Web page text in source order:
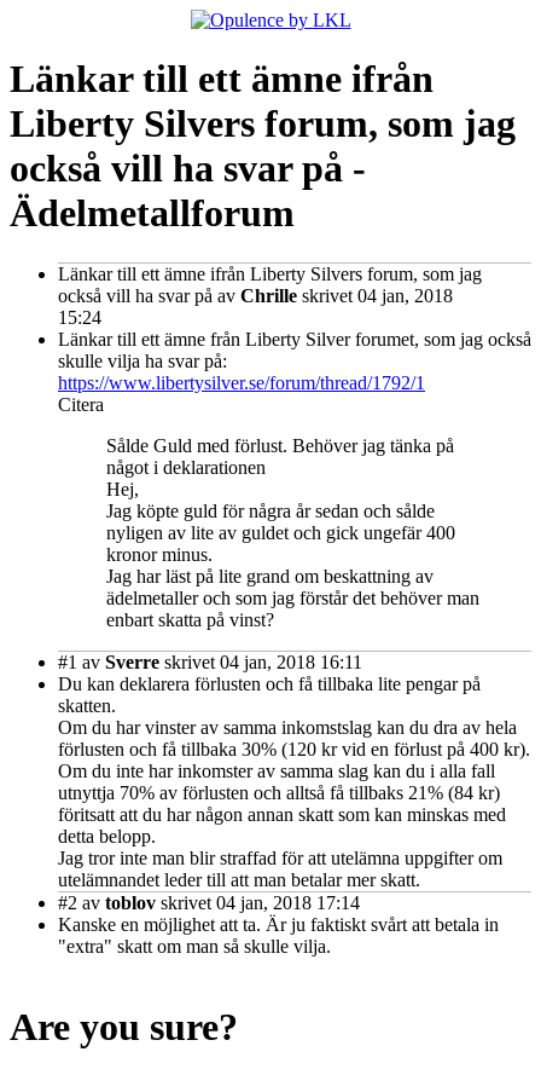
Länkar till ett ämne ifrån
Liberty Silvers forum, som jag
också vill ha svar på -
Ädelmetallforum
Länkar till ett ämne ifrån Liberty Silvers forum, som jag
också vill ha svar på av Chrille skrivet 04 jan, 2018
15:24
Länkar till ett ämne från Liberty Silver forumet, som jag också
skulle vilja ha svar på:
https://www.libertysilver.se/forum/thread/1792/1
Citera
Sålde Guld med förlust. Behöver jag tänka på
något i deklarationen
Hej,
Jag köpte guld för några år sedan och sålde
nyligen av lite av guldet och gick ungefär 400
kronor minus.
Jag har läst på lite grand om beskattning av
ädelmetaller och som jag förstår det behöver man
enbart skatta på vinst?
#1 av Sverre skrivet 04 jan, 2018 16:11
Du kan deklarera förlusten och få tillbaka lite pengar på
skatten.
Om du har vinster av samma inkomstslag kan du dra av hela
förlusten och få tillbaka 30% (120 kr vid en förlust på 400 kr).
Om du inte har inkomster av samma slag kan du i alla fall
utnyttja 70% av förlusten och alltså få tillbaks 21% (84 kr)
föritsatt att du har någon annan skatt som kan minskas med
detta belopp.
Jag tror inte man blir straffad för att utelämna uppgifter om
utelämnandet leder till att man betalar mer skatt.
#2 av toblov skrivet 04 jan, 2018 17:14
Kanske en möjlighet att ta. Är ju faktiskt svårt att betala in
"extra" skatt om man så skulle vilja.
Are you sure?